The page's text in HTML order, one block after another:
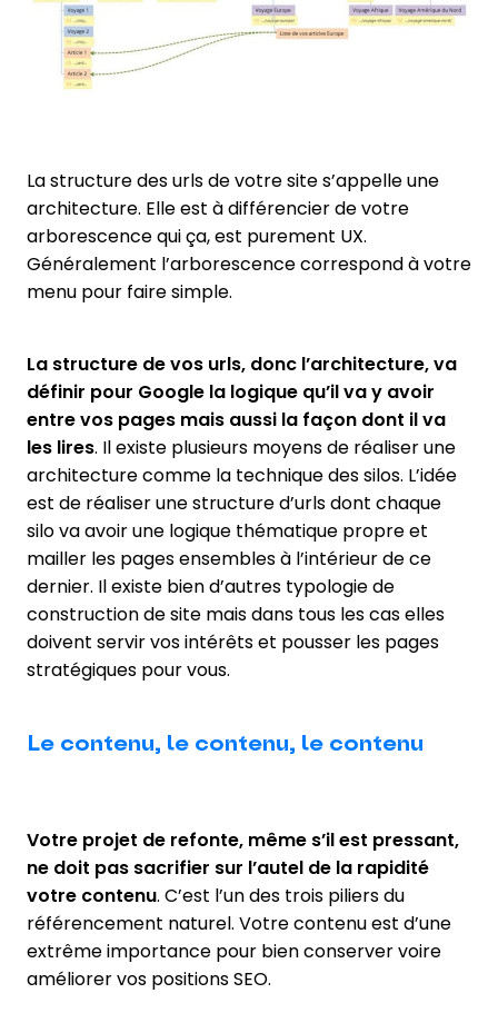
La structure des urls de votre site s’appelle une
architecture. Elle est à différencier de votre
arborescence qui ça, est purement UX.
Généralement l’arborescence correspond à votre
menu pour faire simple.
La structure de vos urls, donc l’architecture, va
définir pour Google la logique qu’il va y avoir
entre vos pages mais aussi la façon dont il va
les lires. Il existe plusieurs moyens de réaliser une
architecture comme la technique des silos. L’idée
est de réaliser une structure d’urls dont chaque
silo va avoir une logique thématique propre et
mailler les pages ensembles à l’intérieur de ce
dernier. Il existe bien d’autres typologie de
construction de site mais dans tous les cas elles
doivent servir vos intérêts et pousser les pages
stratégiques pour vous.
Le contenu, le contenu, le contenu
Votre projet de refonte, même s’il est pressant,
ne doit pas sacrifier sur l’autel de la rapidité
votre contenu. C’est l’un des trois piliers du
référencement naturel. Votre contenu est d’une
extrême importance pour bien conserver voire
améliorer vos positions SEO.